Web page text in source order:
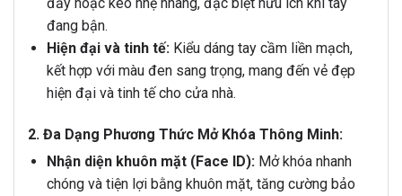
đang bận.
Hiện đại và tinh tế:Kiểu dáng tay cầm liền mạch,
kết hợp với màu đen sang trọng, mang đến vẻ đẹp
hiện đại và tinh tế cho cửa nhà.
2. Đa Dạng Phương Thức Mở Khóa Thông Minh:
Nhận diện khuôn mặt (Face ID):Mở khóa nhanh
chóng và tiện lợi bằng khuôn mặt, tăng cường bảo